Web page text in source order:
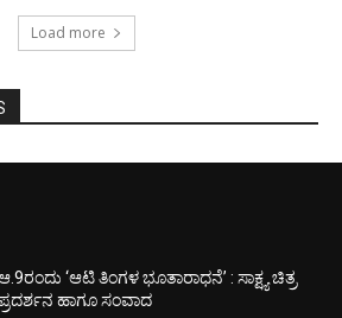
Load more
‘ಆಟಿ ತಿಂಗಳ ಭೂತಾರಾಧನೆ’ : ಸಾಕ್ಷ್ಯ ಚಿತ್ರ
ಹಾಗೂ ಸಂವಾದ